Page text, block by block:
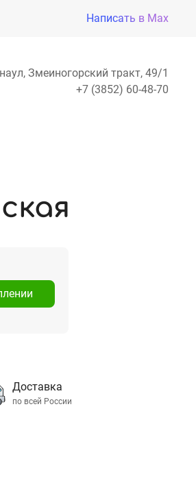
Написать в Max
Змеиногорский тракт, 49/1
+7 (3852) 60-48-70
Доставка
по всей России